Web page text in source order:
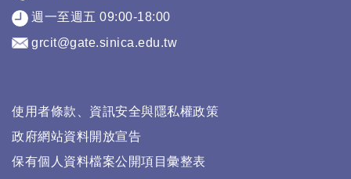
週一至週五 09:00-18:00
grcit@gate.sinica.edu.tw
使用者條款、資訊安全與隱私權政策
政府網站資料開放宣告
保有個人資料檔案公開項目彙整表